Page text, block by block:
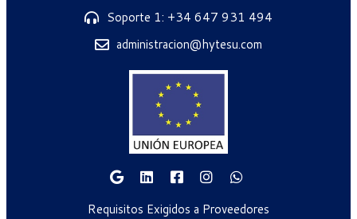
Soporte 1: +34 647 931 494
administracion@hytesu.com
Requisitos Exigidos a Proveedores